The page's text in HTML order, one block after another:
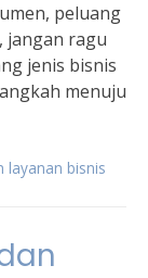
peluang
jangan ragu
jenis bisnis
menuju
layanan bisnis